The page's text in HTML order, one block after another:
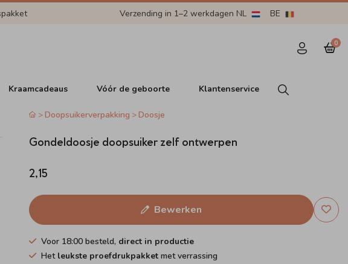
Verzending in 1–2 werkdagen NL BE
0
Kraamcadeaus Vóór de geboorte Klantenservice
Doopsuikerverpakking Doosje
Gondeldoosje doopsuiker zelf ontwerpen
2,15
Bewerken
Voor 18:00 besteld, direct in productie
Het leukste proefdrukpakketmet verrassing